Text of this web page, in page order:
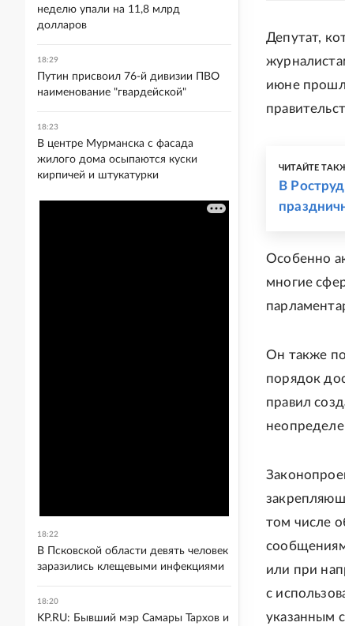
Депутат,
июне
ЧИТАЙТЕ
В
Особенно
многие
Он также
порядок
правил
том числе
или при
с
указанным
неделю упали на 11,8 млрд
долларов
18:29
Путин присвоил 76-й дивизии ПВО
наименование "гвардейской"
18:23
В центре Мурманска с фасада
жилого дома осыпаются куски
кирпичей и штукатурки
18:22
В Псковской области девять человек
заразились клещевыми инфекциями
18:20
KP.RU: Бывший мэр Самары Тархов и